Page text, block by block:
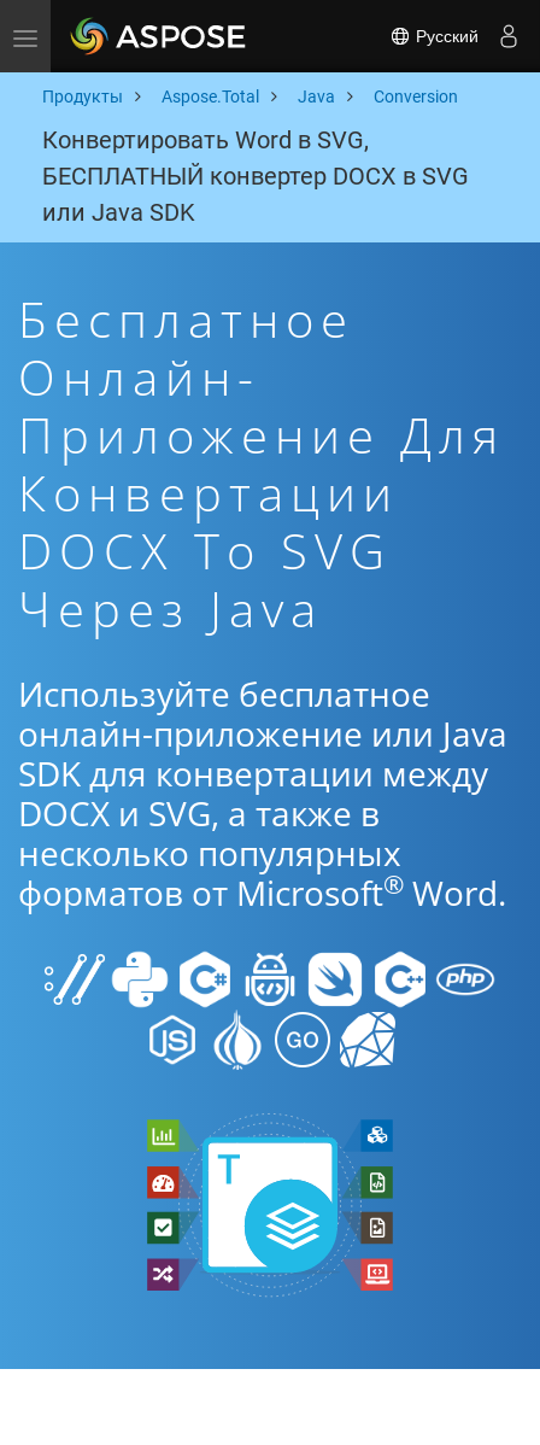
Toggle navigation Русский
Продукты Aspose.Total Java Conversion
Конвертировать Word в SVG,
БЕСПЛАТНЫЙ конвертер DOCX в SVG
или Java SDK
Бесплатное
Онлайн-
Приложение Для
Конвертации
DOCX To SVG
Через Java
Используйте бесплатное
онлайн-приложение или Java
SDK для конвертации между
DOCX и SVG, а также в
несколько популярных
форматов от Microsoft® Word.